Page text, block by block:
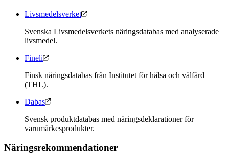
Livsmedelsverket
Svenska Livsmedelsverkets näringsdatabas med analyserade
livsmedel.
Fineli
Finsk näringsdatabas från Institutet för hälsa och välfärd
(THL).
Dabas
Svensk produktdatabas med näringsdeklarationer för
varumärkesprodukter.
Näringsrekommendationer